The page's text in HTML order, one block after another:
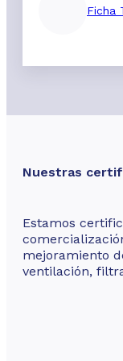
Ficha
Nuestras
Estamos
mejoramiento
ventilación,